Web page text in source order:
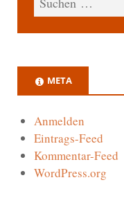
META
Anmelden
Eintrags-Feed
Kommentar-Feed
WordPress.org